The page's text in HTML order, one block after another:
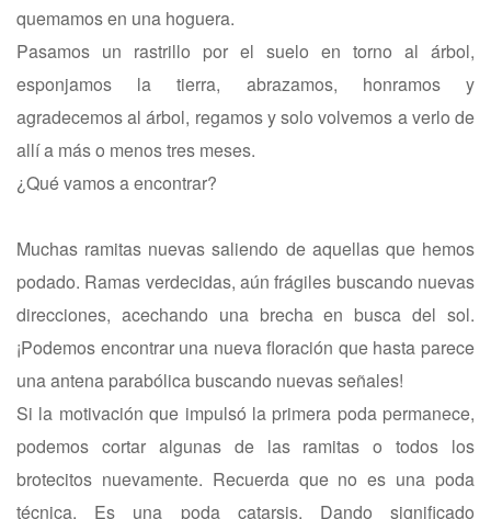
quemamos en una hoguera.
Pasamos un rastrillo por el suelo en torno al árbol,
esponjamos la tierra, abrazamos, honramos y
agradecemos al árbol, regamos y solo volvemos a verlo de
allí a más o menos tres meses.
¿Qué vamos a encontrar?
Muchas ramitas nuevas saliendo de aquellas que hemos
podado. Ramas verdecidas, aún frágiles buscando nuevas
direcciones, acechando una brecha en busca del sol.
¡Podemos encontrar una nueva floración que hasta parece
una antena parabólica buscando nuevas señales!
Si la motivación que impulsó la primera poda permanece,
podemos cortar algunas de las ramitas o todos los
brotecitos nuevamente. Recuerda que no es una poda
técnica. Es una poda catarsis. Dando significado